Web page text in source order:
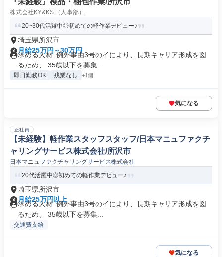
『未経験』検品・梱包作業/所沢市
株式会社KY&KS （人事部）
20~30代活躍中◎初めての軽作業デビュー♪
埼玉県所沢市
月給25万円～30万円
求める人材: 例外事由3号のイにより、長期キャリア形成を図
るため、 35歳以下を募集...
即日勤務OK 残業なし +1個
気になる
正社員
【未経験】軽作業スタッフスタッフ/日本マニュファクチ
ャリングサービス株式会社/所沢市
日本マニュファクチャリングサービス株式会社
20代活躍中◎初めての軽作業デビュー♪
埼玉県所沢市
月給25万円以上
求める人材: 例外事由3号のイにより、長期キャリア形成を図
るため、 35歳以下を募集...
交通費支給
気になる